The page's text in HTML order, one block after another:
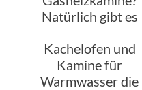
Natürlich gibt es
Kachelofen und
Kamine für
Warmwasser die